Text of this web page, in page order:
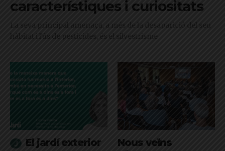
característiques i curiositats
La seva principal amenaça, a més de la desaparició del seu
hàbitat i l'ús de pesticides, és el silvestrisme
El jardí exterior
Nous veïns